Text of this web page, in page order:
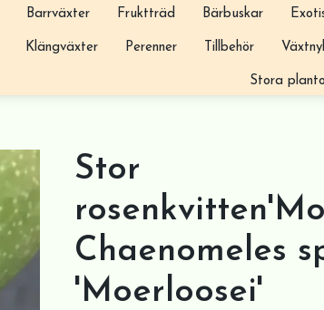
Barrväxter Fruktträd Bärbuskar
Klängväxter Perenner Tillbehör
Stora
Stor
Chaenomeles
'Moerloosei'